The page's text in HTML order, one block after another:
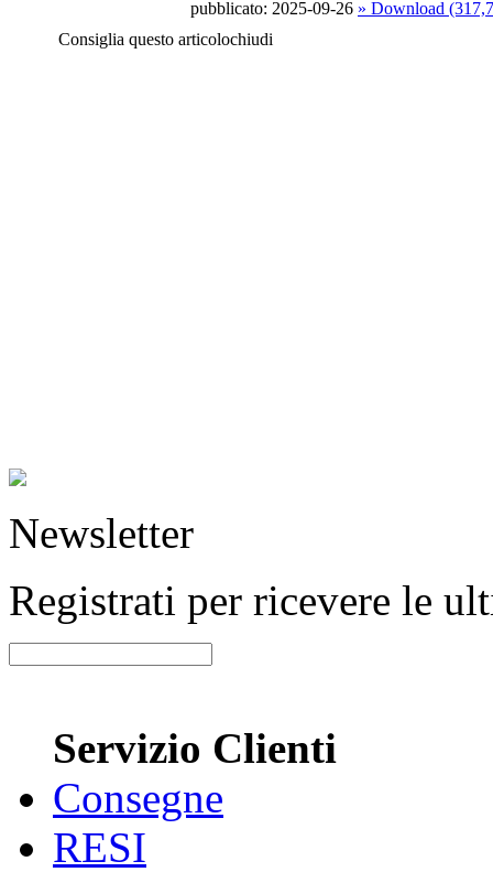
pubblicato: 2025-09-26 » Download
Consiglia questo articolochiudi
Newsletter
Registrati per ricevere le
Servizio Clienti
Consegne
RESI